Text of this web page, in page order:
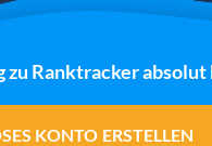
Ranktracker
KONTO ERSTELLEN